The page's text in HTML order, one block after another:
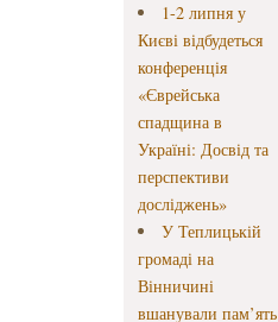
1-2 липня у
Києві відбудеться
конференція
«Єврейська
спадщина в
Україні: Досвід та
перспективи
досліджень»
У Теплицькій
громаді на
Вінничині
вшанували пам’ять